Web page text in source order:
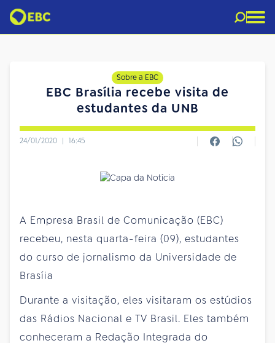
Sobre a EBC
EBC Brasília recebe visita de
estudantes da UNB
24/01/2020 | 16:45
A Empresa Brasil de Comunicação (EBC)
recebeu, nesta quarta-feira (09), estudantes
do curso de jornalismo da Universidade de
Brasíia
Durante a visitação, eles visitaram os estúdios
das Rádios Nacional e TV Brasil. Eles também
conheceram a Redação Integrada do